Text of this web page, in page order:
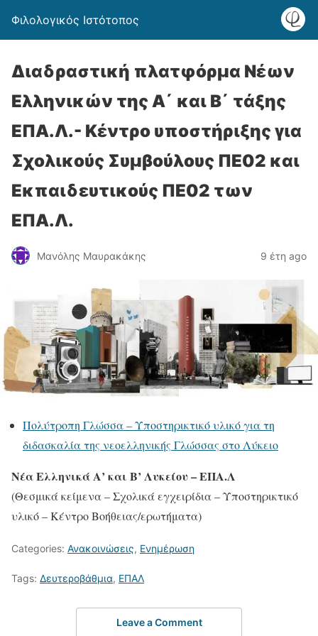
Φιλολογικός Ιστότοπος
Διαδραστική πλατφόρμα Νέων
Ελληνικών της Α΄ και Β΄ τάξης
ΕΠΑ.Λ.- Κέντρο υποστήριξης για
Σχολικούς Συμβούλους ΠΕ02 και
Εκπαιδευτικούς ΠΕ02 των
ΕΠΑ.Λ.
Μανόλης Μαυρακάκης 9 έτη ago
Πολύτροπη Γλώσσα – Υποστηρικτικό υλικό για τη
διδασκαλία της νεοελληνικής Γλώσσας στο Λύκειο
Νέα Ελληνικά Α’ και Β’ Λυκείου – ΕΠΑ.Λ
(Θεσμικά κείμενα – Σχολικά εγχειρίδια – Υποστηρικτικό
υλικό – Κέντρο Bοήθειας/ερωτήματα)
Categories: Ανακοινώσεις, Ενημέρωση
Tags: Δευτεροβάθμια, ΕΠΑΛ
Leave a Comment